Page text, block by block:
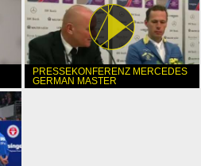
PRESSEKONFERENZ MERCEDES
GERMAN MASTER